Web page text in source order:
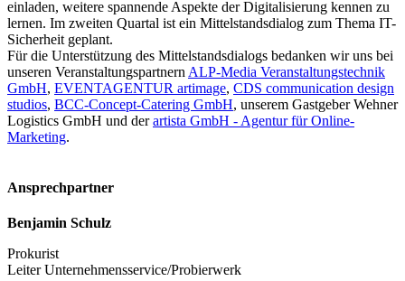
einladen, weitere spannende Aspekte der Digitalisierung kennen zu
lernen. Im zweiten Quartal ist ein Mittelstandsdialog zum Thema IT-
Sicherheit geplant.
Für die Unterstützung des Mittelstandsdialogs bedanken wir uns bei
unseren VeranstaltungspartnernALP-Media Veranstaltungstechnik
GmbH, EVENTAGENTUR artimage, CDS communication design
studios, BCC-Concept-Catering GmbH, unserem Gastgeber Wehner
Logistics GmbH und derartista GmbH - Agentur für Online-
Marketing.
Ansprechpartner
Benjamin Schulz
Prokurist
Leiter Unternehmensservice/Probierwerk